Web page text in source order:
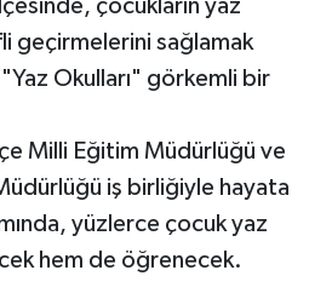
çocukların yaz
geçirmelerini sağlamak
Okulları" görkemli bir
Milli Eğitim Müdürlüğü ve
iş birliğiyle hayata
yüzlerce çocuk yaz
hem de öğrenecek.